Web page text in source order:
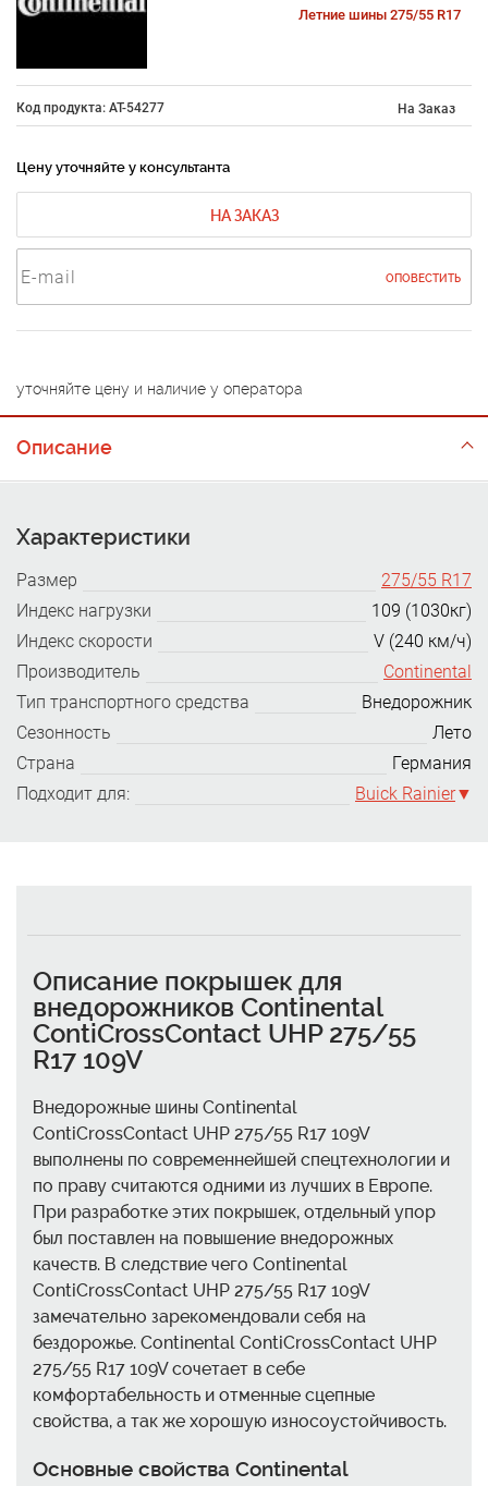
Летние шины 275/55 R17
Код продукта: AT-54277 На Заказ
Цену уточняйте у консультанта
НА ЗАКАЗ
ОПОВЕСТИТЬ
уточняйте цену и наличие у оператора
Описание
Характеристики
Размер
275/55 R17
Индекс нагрузки
109 (1030кг)
Индекс скорости
V (240 км/ч)
Производитель
Continental
Тип транспортного средства
Внедорожник
Сезонность
Лето
Страна
Германия
Подходит для:
Buick Rainier
Описание покрышек для
внедорожников Continental
ContiCrossContact UHP 275/55
R17 109V
Внедорожные шины Continental
ContiCrossContact UHP 275/55 R17 109V
выполнены по современнейшей спецтехнологии и
по праву считаются одними из лучших в Европе.
При разработке этих покрышек, отдельный упор
был поставлен на повышение внедорожных
качеств. В следствие чего Continental
ContiCrossContact UHP 275/55 R17 109V
замечательно зарекомендовали себя на
бездорожье. Continental ContiCrossContact UHP
275/55 R17 109V сочетает в себе
комфортабельность и отменные сцепные
свойства, а так же хорошую износоустойчивость.
Основные свойства Continental